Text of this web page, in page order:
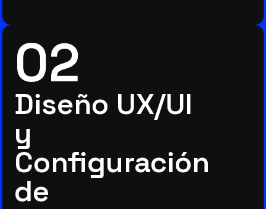
02
Diseño UX/UI
y
Configuración
de